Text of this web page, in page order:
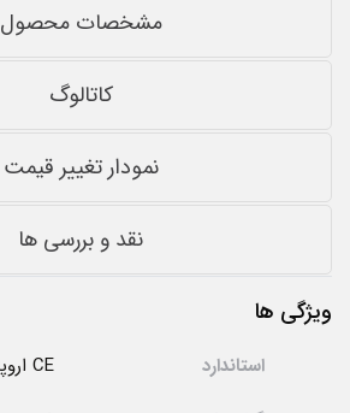
مشخصات محصول
کاتالوگ
نمودار تغییر قیمت
نقد و بررسی ها
ویژگی ها
استاندارد
CE اروپا